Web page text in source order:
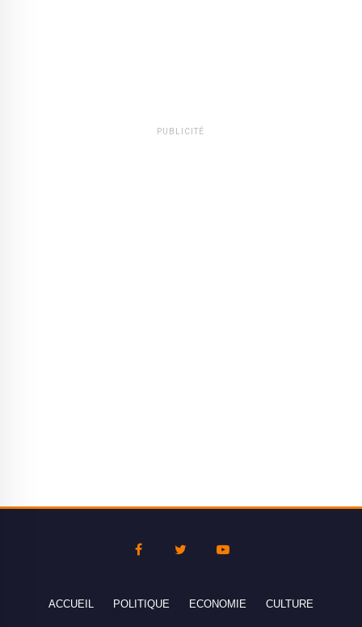
PUBLICITÉ
ACCUEIL POLITIQUE ECONOMIE CULTURE